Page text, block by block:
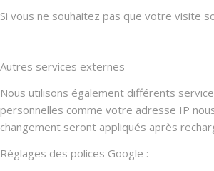
Si vous ne souhaitez pas que votre visite
Autres services externes
Nous utilisons également différents
personnelles comme votre adresse IP
changement seront appliqués après
Réglages des polices Google :